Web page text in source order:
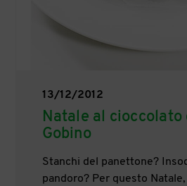
13/12/2012
Natale al cioccolato
Gobino
Stanchi del panettone?
pandoro? Per questo